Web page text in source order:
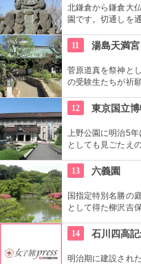
北鎌倉から鎌倉大
園です。切通しを
い道を登る場合も
11 湯島天満宮
菅原道真を祭神と
の受験生たちが祈
おり、境内には約
わしい香りを漂わ
されて賑わいます。
12 東京国立
上野公園に明治5
としても見ごたえ
す。オリジナルグ
もできるカフェな
13 六義園
国指定特別名勝の
として得た柳沢吉
で、江戸時代から
た。日本庭園の良
14 石川四高
明治期に建設され